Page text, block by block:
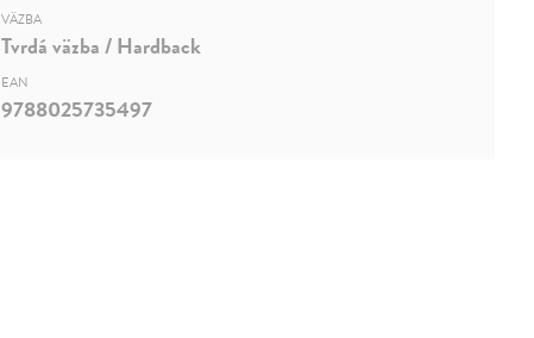
VÄZBA
Tvrdá väzba / Hardback
EAN
9788025735497